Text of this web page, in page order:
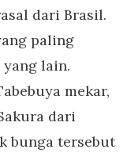
dari Brasil.
paling
lain.
mekar,
dari
bunga tersebut